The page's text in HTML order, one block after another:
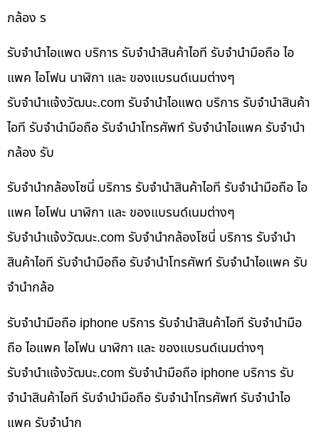
กล้อง ร
รับจำนำไอแพด บริการ รับจำนำสินค้าไอที รับจำนำมือถือ ไอ
แพค ไอโฟน นาฬิกา และ ของแบรนด์เนมต่างๆ
รับจํานําแจ้งวัฒนะ.com รับจำนำไอแพด บริการ รับจำนำสินค้า
ไอที รับจำนำมือถือ รับจำนำโทรศัพท์ รับจำนำไอแพค รับจำนำ
กล้อง รับ
รับจำนำกล้องโซนี่ บริการ รับจำนำสินค้าไอที รับจำนำมือถือ ไอ
แพค ไอโฟน นาฬิกา และ ของแบรนด์เนมต่างๆ
รับจํานําแจ้งวัฒนะ.com รับจำนำกล้องโซนี่ บริการ รับจำนำ
สินค้าไอที รับจำนำมือถือ รับจำนำโทรศัพท์ รับจำนำไอแพค รับ
จำนำกล้อ
รับจำนำมือถือ iphone บริการ รับจำนำสินค้าไอที รับจำนำมือ
ถือ ไอแพค ไอโฟน นาฬิกา และ ของแบรนด์เนมต่างๆ
รับจํานําแจ้งวัฒนะ.com รับจำนำมือถือ iphone บริการ รับ
จำนำสินค้าไอที รับจำนำมือถือ รับจำนำโทรศัพท์ รับจำนำไอ
แพค รับจำนำก